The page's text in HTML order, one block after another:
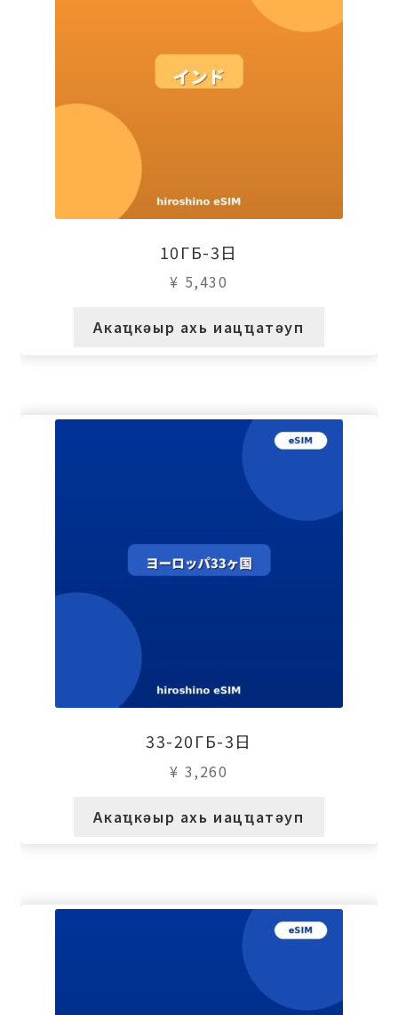
10ГБ-3日
¥ 5,430
Акаҵкәыр ахь иацҵатәуп
33-20ГБ-3日
¥ 3,260
Акаҵкәыр ахь иацҵатәуп